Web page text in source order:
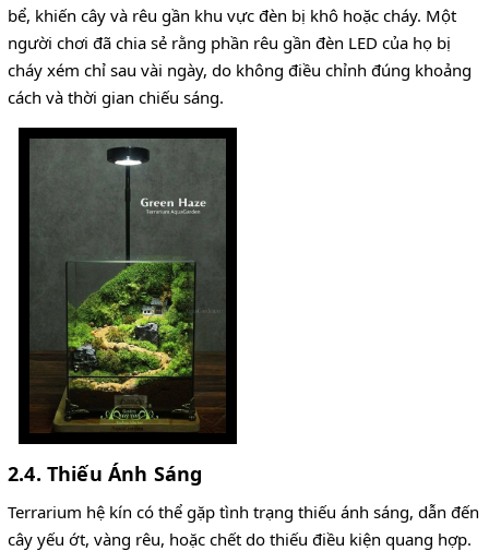
bể, khiến cây và rêu gần khu vực đèn bị khô hoặc cháy. Một
người chơi đã chia sẻ rằng phần rêu gần đèn LED của họ bị
cháy xém chỉ sau vài ngày, do không điều chỉnh đúng khoảng
cách và thời gian chiếu sáng.
2.4. Thiếu Ánh Sáng
Terrarium hệ kín có thể gặp tình trạng thiếu ánh sáng, dẫn đến
cây yếu ớt, vàng rêu, hoặc chết do thiếu điều kiện quang hợp.